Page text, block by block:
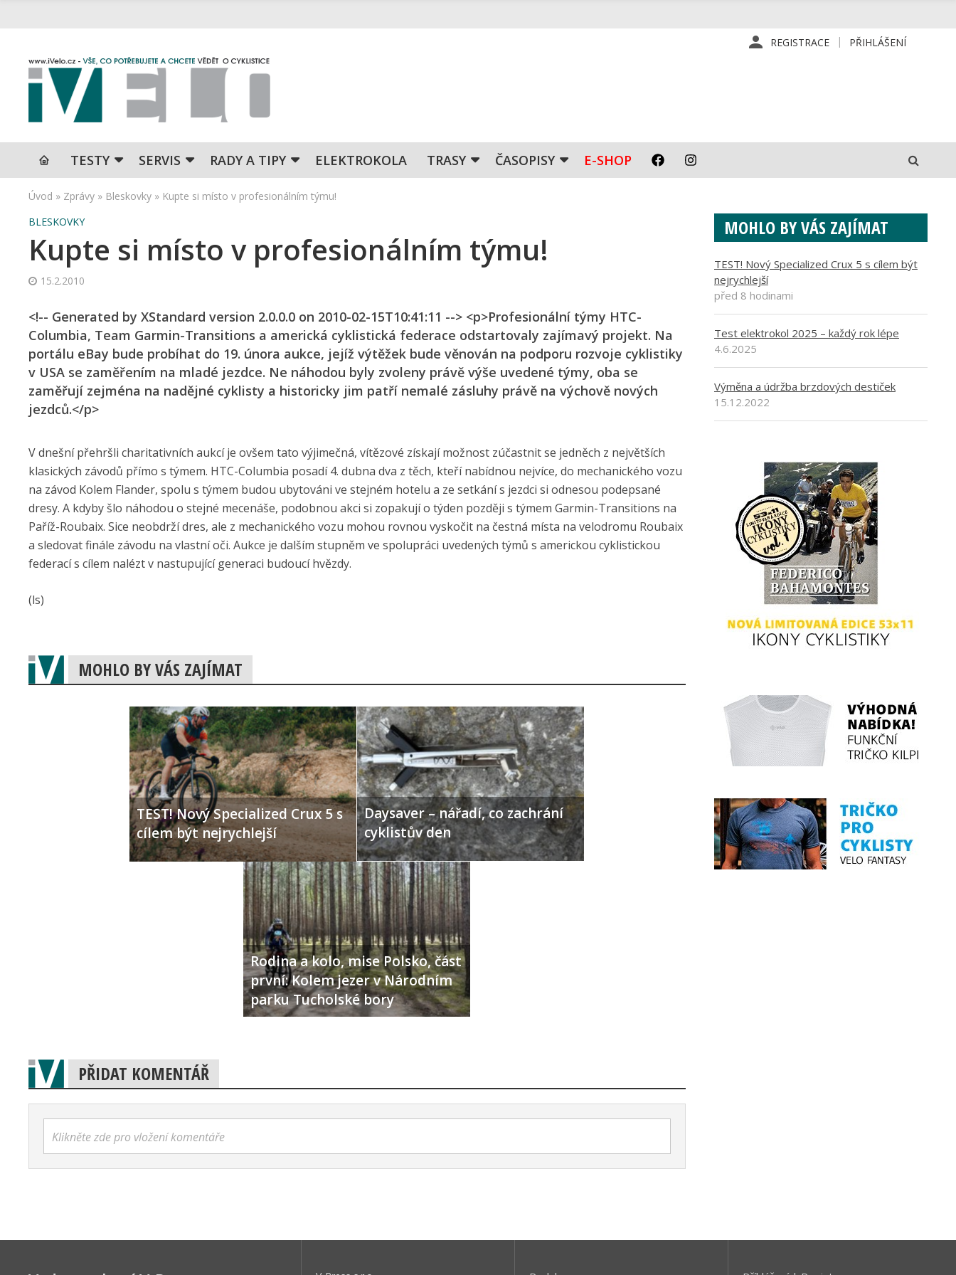
REGISTRACE PŘIHLÁŠENÍ
TESTY SERVIS RADY A TIPY ELEKTROKOLA TRASY ČASOPISY E-SHOP
Úvod » Zprávy » Bleskovky » Kupte si místo v profesionálním týmu!
BLESKOVKY
Kupte si místo v profesionálním týmu!
15.2.2010
<!-- Generated by XStandard version 2.0.0.0 on 2010-02-15T10:41:11 --> <p>Profesionální týmy HTC-
Columbia, Team Garmin-Transitions a americká cyklistická federace odstartovaly zajímavý projekt. Na
portálu eBay bude probíhat do 19. února aukce, jejíž výtěžek bude věnován na podporu rozvoje cyklistiky
v USA se zaměřením na mladé jezdce. Ne náhodou byly zvoleny právě výše uvedené týmy, oba se
zaměřují zejména na nadějné cyklisty a historicky jim patří nemalé zásluhy právě na výchově nových
jezdců.</p>
V dnešní přehršli charitativních aukcí je ovšem tato výjimečná, vítězové získají možnost zúčastnit se jedněch z největších
klasických závodů přímo s týmem. HTC-Columbia posadí 4. dubna dva z těch, kteří nabídnou nejvíce, do mechanického vozu
na závod Kolem Flander, spolu s týmem budou ubytováni ve stejném hotelu a ze setkání s jezdci si odnesou podepsané
dresy. A kdyby šlo náhodou o stejné mecenáše, podobnou akci si zopakují o týden později s týmem Garmin-Transitions na
Paříž-Roubaix. Sice neobdrží dres, ale z mechanického vozu mohou rovnou vyskočit na čestná místa na velodromu Roubaix
a sledovat finále závodu na vlastní oči. Aukce je dalším stupněm ve spolupráci uvedených týmů s americkou cyklistickou
federací s cílem nalézt v nastupující generaci budoucí hvězdy.
(ls)
MOHLO BY VÁS ZAJÍMAT
TEST! Nový Specialized Crux 5 s
cílem být nejrychlejší
Daysaver – nářadí, co zachrání
cyklistův den
Rodina a kolo, mise Polsko, část
první: Kolem jezer v Národním
parku Tucholské bory
PŘIDAT KOMENTÁŘ
Klikněte zde pro vložení komentáře
MOHLO BY VÁS ZAJÍMAT
TEST! Nový Specialized Crux 5 s cílem být
nejrychlejší
před 8 hodinami
Test elektrokol 2025 – každý rok lépe
4.6.2025
Výměna a údržba brzdových destiček
15.12.2022